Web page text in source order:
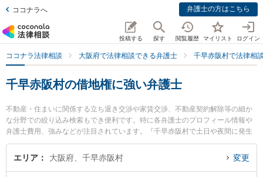
ココナラへ 弁護士の方はこちら
投稿する 探す 閲覧履歴 マイリスト ログイン
ココナラ法律相談 大阪府で法律相談できる弁護士 千早赤阪村で法律相
千早赤阪村の借地権に強い弁護士
不動産・住まいに関係する立ち退き交渉や家賃交渉、不動産契約解除等の細か
な分野での絞り込み検索もでき便利です。特に各弁護士のプロフィール情報や
弁護士費用、強みなどが注目されています。『千早赤阪村で土日や夜間に発生
した借地権のトラブルを今すぐに弁護士に相談したい』『借地権のトラブル解
決の実績豊富な近くの弁護士を検索したい』『初回相談無料で借地権を法律相
エリア 大阪府、千早赤阪村 変更